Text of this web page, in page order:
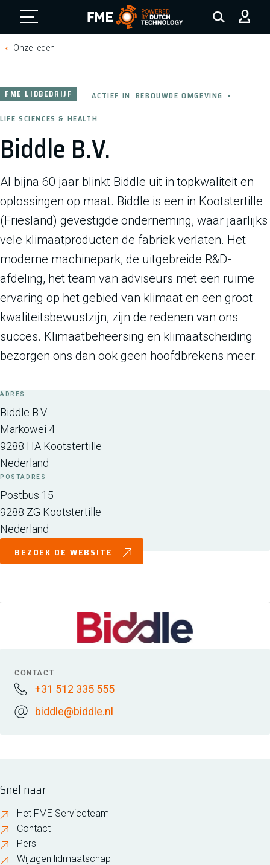
FME Logo, to the homepage
Onze leden
Biddle B.V.
FME LIDBEDRIJF ACTIEF IN BEBOUWDE OMGEVING
LIFE SCIENCES & HEALTH
Al bijna 60 jaar blinkt Biddle uit in topkwaliteit en
oplossingen op maat. Biddle is een in Kootstertille
(Friesland) gevestigde onderneming, waar jaarlijks
vele klimaatproducten de fabriek verlaten. Het
moderne machinepark, de uitgebreide R&D-
afdeling, het team van adviseurs met een ruime
ervaring op het gebied van klimaat en een groot
kwaliteitsbewustzijn, zijn de redenen van ons
succes. Klimaatbeheersing en klimaatscheiding
bezorgen ons dan ook geen hoofdbrekens meer.
ADRES
Biddle B.V.
Markowei 4
9288 HA Kootstertille
Nederland
POSTADRES
Postbus 15
9288 ZG Kootstertille
Nederland
BEZOEK DE WEBSITE
CONTACT
+31 512 335 555
biddle@biddle.nl
Snel naar
Het FME Serviceteam
Contact
Pers
Wijzigen lidmaatschap